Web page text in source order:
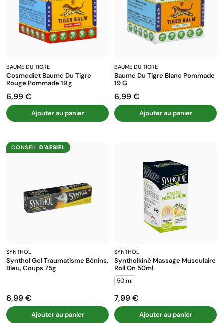
BAUME DU TIGRE
Cosmediet Baume Du Tigre
Rouge Pommade 19 G
Prix
6,99 €
Ajouter au panier
BAUME DU TIGRE
Baume Du Tigre Blanc Pommade
19 G
Prix
6,99 €
Ajouter au panier
CONSEILD'AESIEL
SYNTHOL
Synthol Gel Traumatisme Bénins,
Bleu, Coups 75g
Prix
6,99 €
Ajouter au panier
SYNTHOL
Syntholkiné Massage Musculaire
Roll On 50ml
50 ml
Prix
7,99 €
Ajouter au panier